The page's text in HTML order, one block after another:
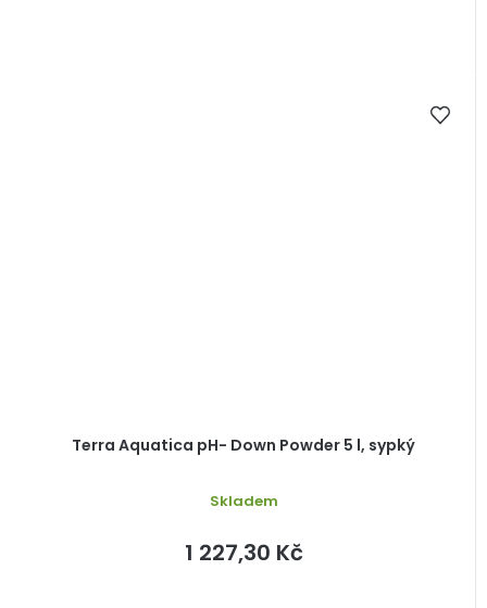
Terra Aquatica pH- Down Powder 5 l, sypký
Skladem
1 227,30 Kč